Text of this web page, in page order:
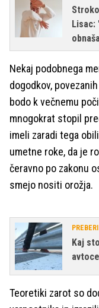
Lisac:
Nekaj podobnega
dogodkov,
bodo k večnemu
mnogokrat stopil
imeli zaradi tega
umetne roke, da je
čeravno po zakonu
smejo nositi orožja.
Kaj
Teoretiki zarot so